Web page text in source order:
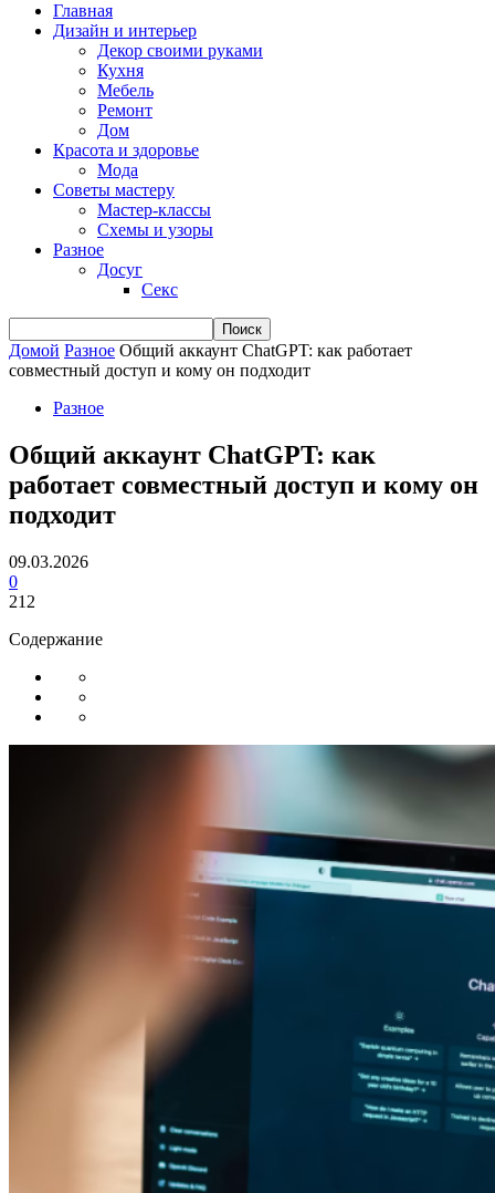
Главная
Дизайн и интерьер
Декор своими руками
Кухня
Мебель
Ремонт
Дом
Красота и здоровье
Мода
Советы мастеру
Мастер-классы
Схемы и узоры
Разное
Досуг
Секс
Домой Разное Общий аккаунт ChatGPT: как работает
совместный доступ и кому он подходит
Разное
Общий аккаунт ChatGPT: как
работает совместный доступ и кому он
подходит
09.03.2026
0
212
Содержание